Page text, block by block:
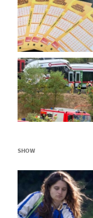
SHOW